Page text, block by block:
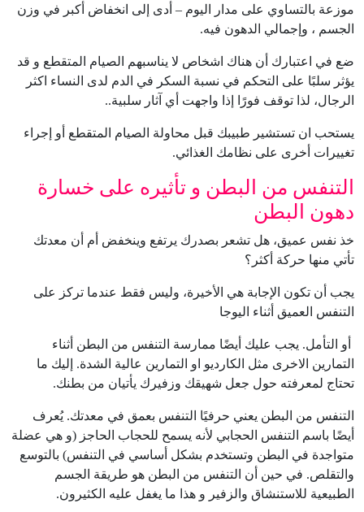
موزعة بالتساوي على مدار اليوم – أدى إلى انخفاض أكبر في وزن
الجسم ، وإجمالي الدهون فيه.
ضع في اعتبارك أن هناك اشخاص لا يناسبهم الصيام المتقطع و قد
يؤثر سلبًا على التحكم في نسبة السكر في الدم لدى النساء اكثر
الرجال، لذا توقف فورًا إذا واجهت أي آثار سلبية..
يستحب ان تستشير طبيبك قبل محاولة الصيام المتقطع أو إجراء
تغييرات أخرى على نظامك الغذائي.
التنفس من البطن و تأثيره على خسارة
دهون البطن
خذ نفس عميق، هل تشعر بصدرك يرتفع وينخفض أم أن معدتك
تأتي منها حركة أكثر؟
يجب أن تكون الإجابة هي الأخيرة، وليس فقط عندما تركز على
التنفس العميق أثناء اليوجا
أو التأمل. يجب عليك أيضًا ممارسة التنفس من البطن أثناء
التمارين الاخرى مثل الكارديو او التمارين عالية الشدة. إليك ما
تحتاج لمعرفته حول جعل شهيقك وزفيرك يأتيان من بطنك.
التنفس من البطن يعني حرفيًا التنفس بعمق في معدتك. يُعرف
أيضًا باسم التنفس الحجابي لأنه يسمح للحجاب الحاجز (و هي عضلة
متواجدة في البطن وتستخدم بشكل أساسي في التنفس) بالتوسع
والتقلص. في حين أن التنفس من البطن هو طريقة الجسم
الطبيعية للاستنشاق والزفير و هذا ما يغفل عليه الكثيرون.